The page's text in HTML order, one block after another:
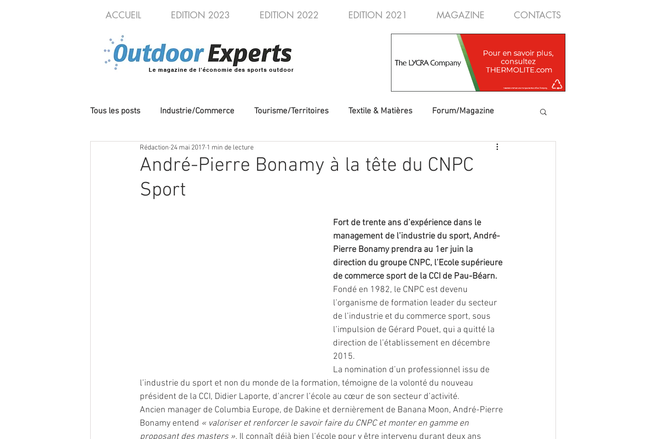
ACCUEIL EDITION 2023 EDITION 2022 EDITION 2021 MAGAZINE CONTACTS
Le magazine de l'économie des sports outdoor
Tous les posts Industrie/Commerce Tourisme/Territoires Textile & Matières Forum/Magazine
Cycles/VAE Produits/Nouveautés
André-Pierre Bonamy à la tête du CNPC
Sport
Rédaction 24 mai 2017 1 min de lecture
Fort de trente ans d’expérience dans le
management de l’industrie du sport, André-
Pierre Bonamy prendra au 1er juin la
direction du groupe CNPC, l’Ecole supérieure
de commerce sport de la CCI de Pau-Béarn.
Fondé en 1982, le CNPC est devenu
l’organisme de formation leader du secteur
de l’industrie et du commerce sport, sous
l’impulsion de Gérard Pouet, qui a quitté la
direction de l’établissement en décembre
2015.
La nomination d’un professionnel issu de
l’industrie du sport et non du monde de la formation, témoigne de la volonté du nouveau
président de la CCI, Didier Laporte, d’ancrer l’école au cœur de son secteur d’activité.
Ancien manager de Columbia Europe, de Dakine et dernièrement de Banana Moon, André-Pierre
Bonamy entend « valoriser et renforcer le savoir faire du CNPC et monter en gamme en
proposant des masters ». Il connaît déjà bien l’école pour y être intervenu durant deux ans